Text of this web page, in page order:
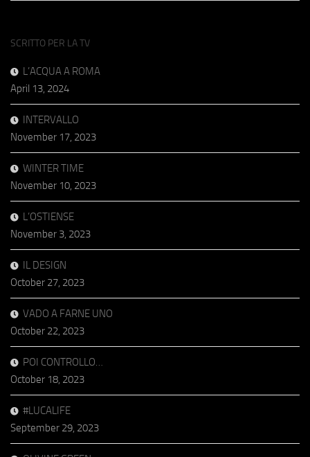
SCRITTO PER LA TV
L’ACQUA A ROMA
April 13, 2024
INTERVALLO
November 17, 2023
WINTER TIME
November 10, 2023
L’OSTIENSE
November 3, 2023
IL DESIGN
October 27, 2023
VADO A FARNE UNO
October 22, 2023
POI CONTROLLO…
October 18, 2023
#LUCALIFE
September 29, 2023